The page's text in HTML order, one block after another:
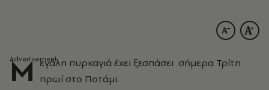
Μ εγάλη πυρκαγιά έχει ξεσπάσει σήμερα Τρίτη
πρωί στο Ποτάμι.